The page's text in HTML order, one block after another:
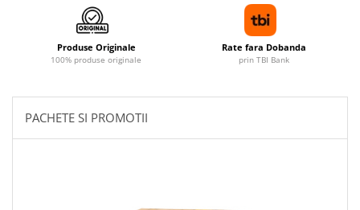
Produse Originale
100% produse originale
Rate fara Dobanda
prin TBI Bank
PACHETE SI PROMOTII